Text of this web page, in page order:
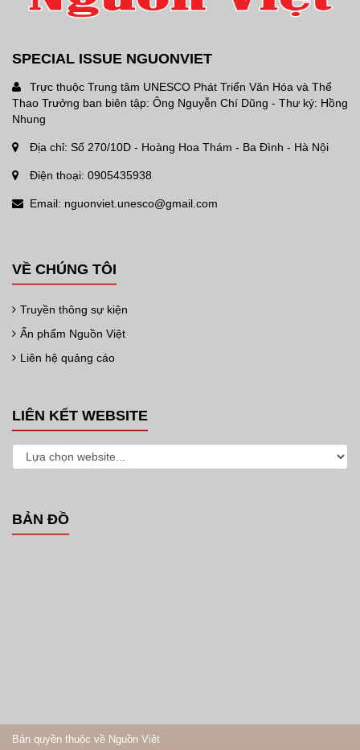
SPECIAL ISSUE NGUONVIET
Trực thuộc Trung tâm UNESCO Phát Triển Văn Hóa và Thể
Thao Trưởng ban biên tập: Ông Nguyễn Chí Dũng - Thư ký: Hồng
Nhung
Địa chỉ: Số 270/10D - Hoàng Hoa Thám - Ba Đình - Hà Nội
Điện thoại: 0905435938
Email: nguonviet.unesco@gmail.com
VỀ CHÚNG TÔI
Truyền thông sự kiện
Ấn phẩm Nguồn Việt
Liên hệ quảng cáo
LIÊN KẾT WEBSITE
BẢN ĐỒ
Bản quyền thuộc về Nguồn Việt